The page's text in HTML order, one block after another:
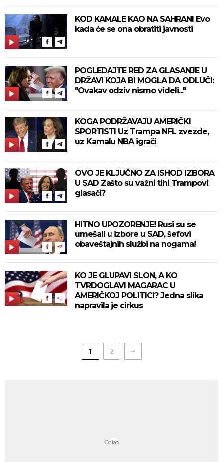
KOD KAMALE KAO NA SAHRANI Evo
kada će se ona obratiti javnosti
POGLEDAJTE RED ZA GLASANJE U
DRŽAVI KOJA BI MOGLA DA ODLUČI:
"Ovakav odziv nismo videli..."
KOGA PODRŽAVAJU AMERIČKI
SPORTISTI Uz Trampa NFL zvezde,
uz Kamalu NBA igrači
OVO JE KLJUČNO ZA ISHOD IZBORA
U SAD Zašto su važni tihi Trampovi
glasači?
HITNO UPOZORENJE! Rusi su se
umešali u izbore u SAD, šefovi
obaveštajnih službi na nogama!
KO JE GLUPAVI SLON, A KO
TVRDOGLAVI MAGARAC U
AMERIČKOJ POLITICI? Jedna slika
napravila je cirkus
1 2